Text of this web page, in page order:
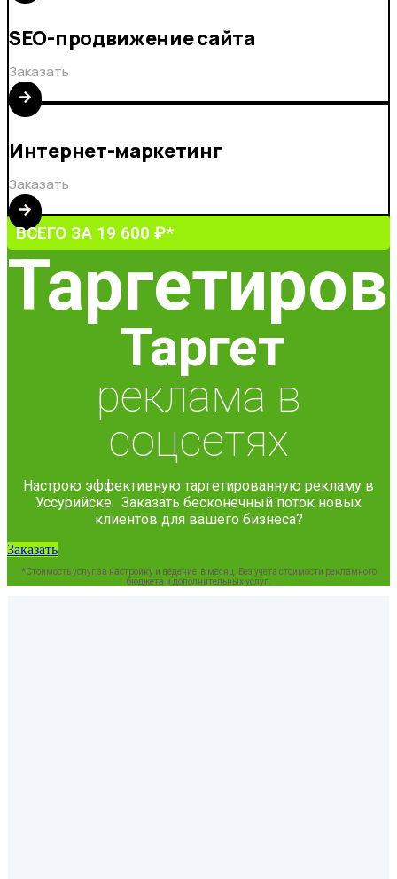
SEO-продвижение сайта
Заказать
Интернет-маркетинг
Заказать
ВСЕГО ЗА 19 600 ₽*
Таргет
реклама в
соцсетях
Настрою эффективную таргетированную рекламу в
Уссурийске. Заказать бесконечный поток новых
клиентов для вашего бизнеса?
Заказать
*Стоимость услуг за настройку и ведение в месяц. Без учета стоимости рекламного
бюджета и дополнительных услуг.